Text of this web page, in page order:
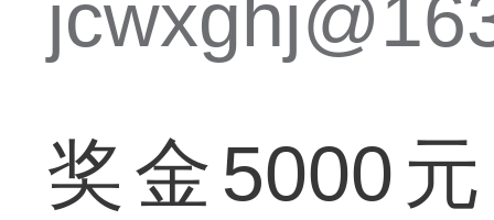
奖金5000